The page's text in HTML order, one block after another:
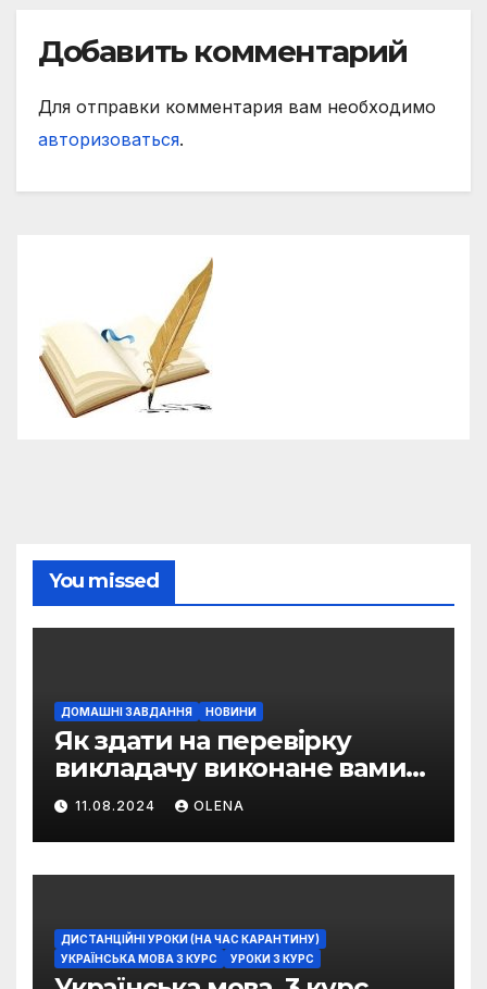
Добавить комментарий
Для отправки комментария вам необходимо
авторизоваться.
You missed
ДОМАШНІ ЗАВДАННЯ НОВИНИ
Як здати на перевірку
викладачу виконане вами
домашнє завдання
11.08.2024 OLENA
ДИСТАНЦІЙНІ УРОКИ (НА ЧАС КАРАНТИНУ)
УКРАЇНСЬКА МОВА 3 КУРС
УРОКИ 3 КУРС